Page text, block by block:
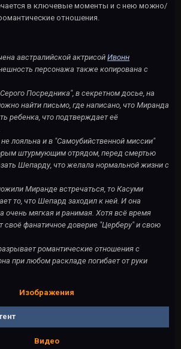
в ключевые моменты и с нею можно/
отношения.
австралийской актрисой Ивонн
персонажа также копирована с
Посредника", в секретном досье, на
найти письмо, где написано, что Миранда
ребенка, что подтверждает её
лояльна и в "Самоубийственной миссии"
штурмующим отрядом, перед смертью
Шепарду, что желала нормальной жизни с
Миранде встречаться, то Касуми
то, что Шепард заходил к ней. И она
очень мягкая и ранимая. Хотя всё время
своё фанатичное доверие "Церберу" и свою
романтические отношения с
при любом раскладе погибает от руки
Изображения
Видео